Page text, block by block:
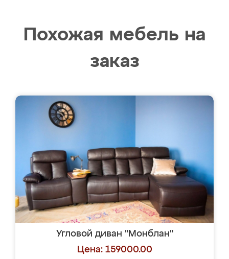
Похожая мебель на
заказ
Угловой диван "Монблан"
Цена: 159000.00